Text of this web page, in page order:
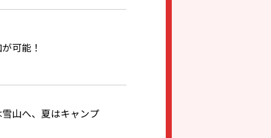
可能！
山へ、夏はキャンプ